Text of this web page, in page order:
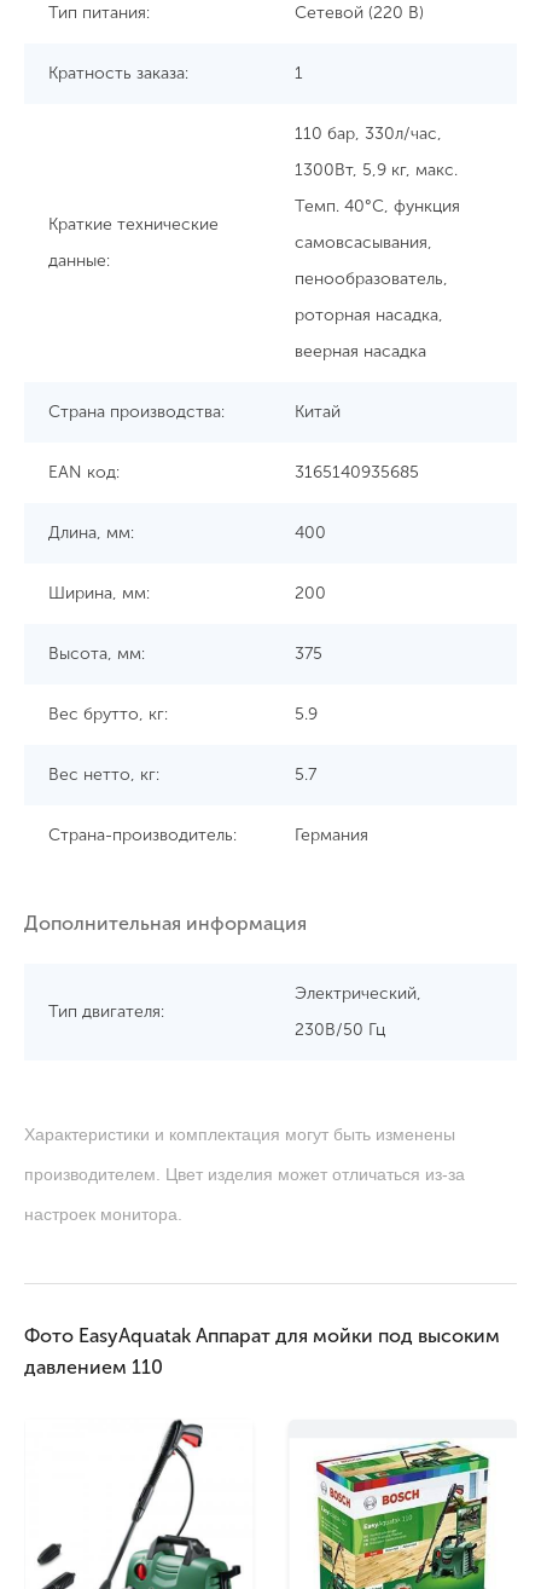
Тип питания: Сетевой (220 В)
Кратность заказа: 1
Краткие технические
данные:
110 бар, 330л/час,
1300Вт, 5,9 кг, макс.
Темп. 40°C, функция
самовсасывания,
пенообразователь,
роторная насадка,
веерная насадка
Страна производства: Китай
EAN код: 3165140935685
Длина, мм: 400
Ширина, мм: 200
Высота, мм: 375
Вес брутто, кг: 5.9
Вес нетто, кг: 5.7
Страна-производитель: Германия
Дополнительная информация
Тип двигателя:
Электрический,
230В/50 Гц
Характеристики и комплектация могут быть изменены
производителем. Цвет изделия может отличаться из-за
настроек монитора.
Фото EasyAquatak Аппарат для мойки под высоким
давлением 110